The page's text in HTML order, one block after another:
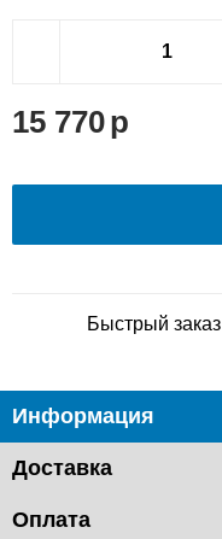
15 770
Быстрый заказ
Информация
Доставка
Оплата